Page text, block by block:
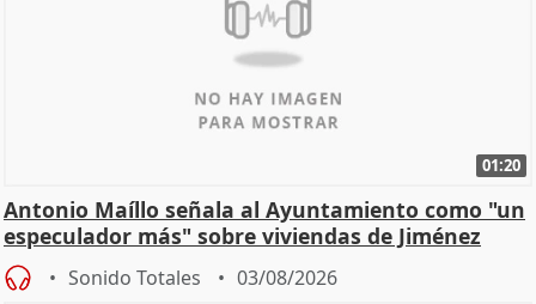
01:20
Antonio Maíllo señala al Ayuntamiento como "un
especulador más" sobre viviendas de Jiménez
Becerril
Sonido Totales 03/08/2026